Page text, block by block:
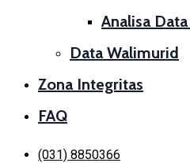
Analisa
Data Walimurid
Zona Integritas
FAQ
(031) 8850366